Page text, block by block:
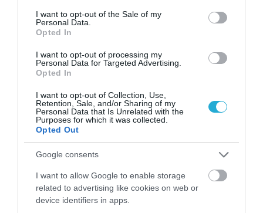
consent section.
I want to opt-out of the Sale of my
Personal Data.
Opted In
I want to opt-out of processing my
Personal Data for Targeted Advertising.
Opted In
I want to opt-out of Collection, Use,
Retention, Sale, and/or Sharing of my
Personal Data that Is Unrelated with the
Purposes for which it was collected.
Opted Out
Google consents
I want to allow Google to enable storage
related to advertising like cookies on web or
device identifiers in apps.
Πρόσφατα Επεισόδια